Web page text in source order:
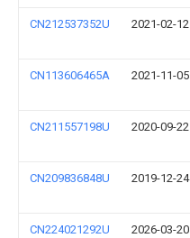
CN212537352U 2021-02-12
CN113606465A 2021-11-05
CN211557198U 2020-09-22
CN209836848U 2019-12-24
CN224021292U 2026-03-20